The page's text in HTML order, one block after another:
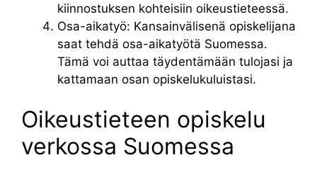
kiinnostuksen kohteisiin oikeustieteessä.
Osa-aikatyö: Kansainvälisenä opiskelijana
saat tehdä osa-aikatyötä Suomessa.
Tämä voi auttaa täydentämään tulojasi ja
kattamaan osan opiskelukuluistasi.
Oikeustieteen opiskelu
verkossa Suomessa